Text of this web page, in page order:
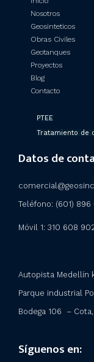
Nosotros
Geosinteticos
Obras Civiles
Geotanques
Proyectos
Blog
Contacto
PTEE
Tratamiento de
Datos de
Teléfono: (601) 896
Móvil 1: 310 608
Autopista Medellín
Parque industrial
Bodega 106 –
Síguenos en: